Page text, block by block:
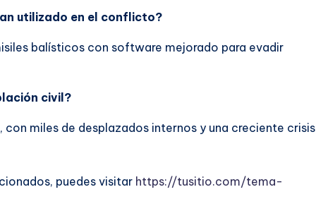
utilizado en el conflicto?
balísticos con software mejorado para evadir
civil?
miles de desplazados internos y una creciente crisis
puedes visitar https://tusitio.com/tema-